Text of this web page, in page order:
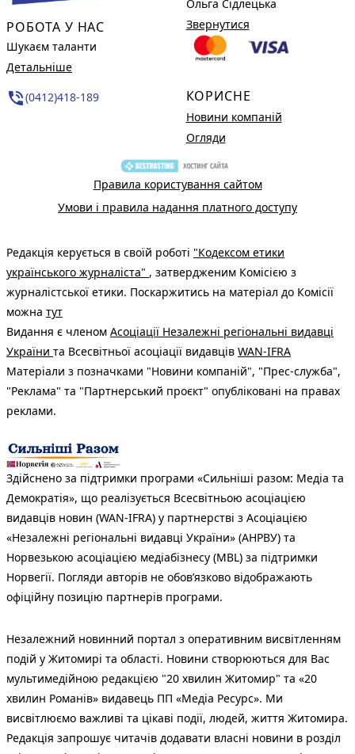
РОБОТА У НАС
Шукаєм таланти
Детальніше
phone_in_talk(0412)418-189
Ольга Сідлецька
Звернутися
КОРИСНЕ
Новини компаній
Огляди
Правила користування сайтом
Умови і правила надання платного доступу
Редакція керується в своїй роботі "Кодексом етики
українського журналіста" , затвердженим Комісією з
журналістської етики. Поскаржитись на матеріал до Комісії
можна тут
Видання є членом Асоціації Незалежні регіональні видавці
України та Всесвітньої асоціації видавців WAN-IFRA
Матеріали з позначками "Новини компаній", "Прес-служба",
"Реклама" та "Партнерський проєкт" опубліковані на правах
реклами.
Здійснено за підтримки програми «Сильніші разом: Медіа та
Демократія», що реалізується Всесвітньою асоціацією
видавців новин (WAN-IFRA) у партнерстві з Асоціацією
«Незалежні регіональні видавці України» (АНРВУ) та
Норвезькою асоціацією медіабізнесу (MBL) за підтримки
Норвегії. Погляди авторів не обов’язково відображають
офіційну позицію партнерів програми.
Незалежний новинний портал з оперативним висвітленням
подій у Житомирі та області. Новини створюються для Вас
мультимедійною редакцією "20 хвилин Житомир" та «20
хвилин Романів» видавець ПП «Медіа Ресурс». Ми
висвітлюємо важливі та цікаві події, людей, життя Житомира.
Редакція запрошує читачів додавати власні новини в розділ